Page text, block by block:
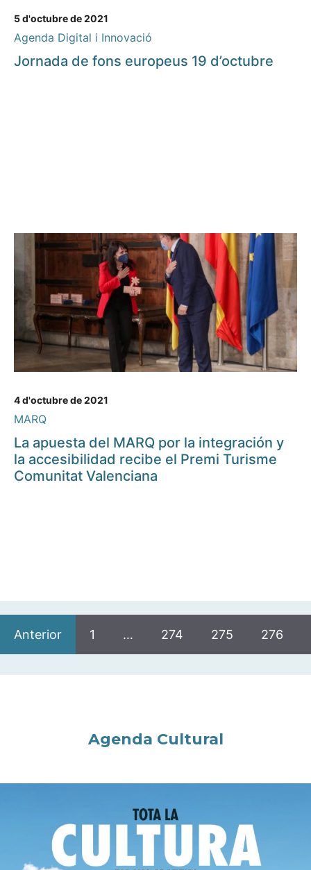
5 d'octubre de 2021
Agenda Digital i Innovació
Jornada de fons europeus 19 d’octubre
4 d'octubre de 2021
MARQ
La apuesta del MARQ por la integración y
la accesibilidad recibe el Premi Turisme
Comunitat Valenciana
Anterior 1 … 274 275 276
Agenda Cultural